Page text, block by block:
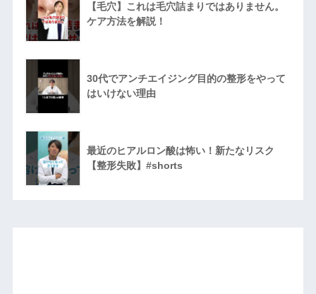
【毛穴】これは毛穴詰まりではありません。
ケア方法を解説！
30代でアンチエイジング目的の整形をやって
はいけない理由
最近のヒアルロン酸は怖い！新たなリスク
【整形失敗】#shorts